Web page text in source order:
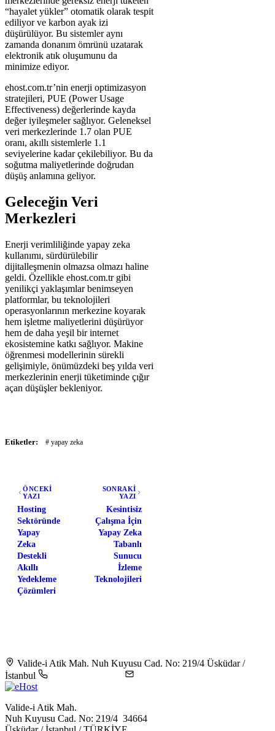
“hayalet yükler” otomatik olarak tespit
ediliyor ve karbon ayak izi
düşürülüyor. Bu sistemler aynı
zamanda donanım ömrünü uzatarak
elektronik atık oluşumunu da
minimize ediyor.
ehost.com.tr’nin enerji optimizasyon
stratejileri, PUE (Power Usage
Effectiveness) değerlerinde kayda
değer iyileşmeler sağlıyor. Geleneksel
veri merkezlerinde 1.7 olan PUE
oranı, akıllı sistemlerle 1.1
seviyelerine kadar çekilebiliyor. Bu da
soğutma maliyetlerinde doğrudan
düşüş anlamına geliyor.
Geleceğin Veri
Merkezleri
Enerji verimliliğinde yapay zeka
kullanımı, sürdürülebilir
dijitalleşmenin olmazsa olmazı haline
geldi. Özellikle ehost.com.tr gibi
yenilikçi yaklaşımlar benimseyen
platformlar, bu teknolojileri
operasyonlarının merkezine koyarak
hem işletme maliyetlerini düşürüyor
hem de daha yeşil bir internet
ekosistemine katkı sağlıyor. Makine
öğrenmesi modellerinin sürekli
gelişimiyle, önümüzdeki beş yılda veri
merkezlerinin enerji tüketiminde çığır
açan düşüşler bekleniyor.
Etiketler: # yapay zeka
ÖNCEKİ
YAZI
Hosting
Sektöründe
Yapay
Zeka
Destekli
Akıllı
Yedekleme
Çözümleri
SONRAKİ
YAZI
Kesintisiz
Çalışma İçin
Yapay Zeka
Tabanlı
Sunucu
İzleme
Teknolojileri
Valide-i Atik Mah. Nuh Kuyusu Cad. No: 219/4 Üsküdar /
İstanbul
Valide-i Atik Mah.
Nuh Kuyusu Cad. No: 219/4 34664